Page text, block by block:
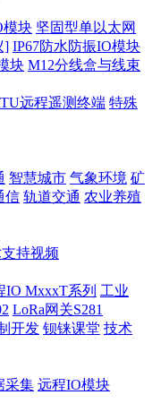
模块 坚固型单以太网
] IP67防水防振IO模块
块 M12分线盒与线束
远程遥测终端 特殊
智慧城市 气象环境 矿
信 轨道交通 农业养殖
持视频
IO MxxxT系列 工业
LoRa网关S281
开发 钡铼课堂 技术
采集 远程IO模块